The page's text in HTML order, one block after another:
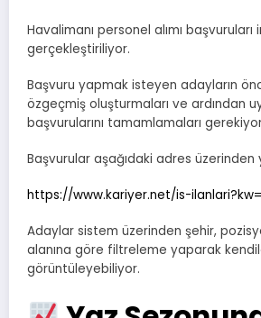
Havalimanı personel alımı
gerçekleştiriliyor.
Başvuru yapmak isteyen adayların
özgeçmiş oluşturmaları ve ardından
başvurularını tamamlamaları
Başvurular aşağıdaki adres üzerinden
https://www.kariyer.net/is-
Adaylar sistem üzerinden şehir,
alanına göre filtreleme yaparak
görüntüleyebiliyor.